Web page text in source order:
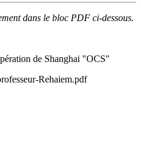
dans le bloc PDF ci-dessous.
de Shanghai "OCS"
Rehaiem.pdf